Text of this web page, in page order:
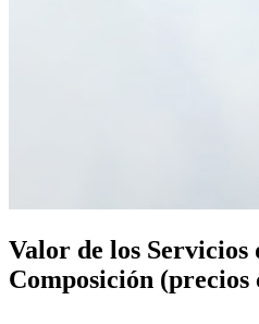
Valor de los Servicios
Composición